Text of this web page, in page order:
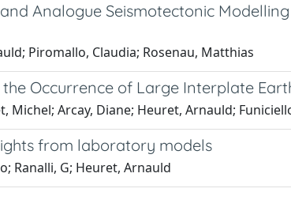
Analogue Seismotectonic
Piromallo, Claudia; Rosenau, Matthias
Occurrence of Large Interplate
Michel; Arcay, Diane; Heuret, Arnauld;
from laboratory models
Ranalli, G; Heuret, Arnauld